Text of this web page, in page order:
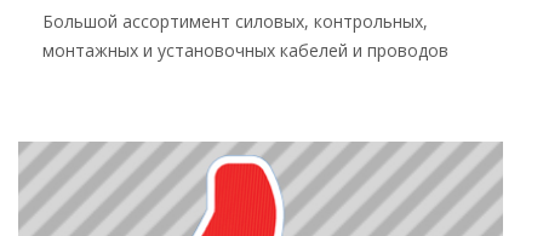
Большой ассортимент силовых, контрольных,
монтажных и установочных кабелей и проводов